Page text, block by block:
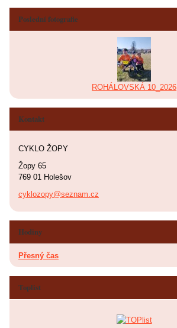
Poslední fotografie
ROHÁLOVSKÁ 10_2026
Kontakt
CYKLO ŽOPY
Žopy 65
769 01 Holešov
cyklozopy@seznam.cz
Hodiny
Přesný čas
Toplist